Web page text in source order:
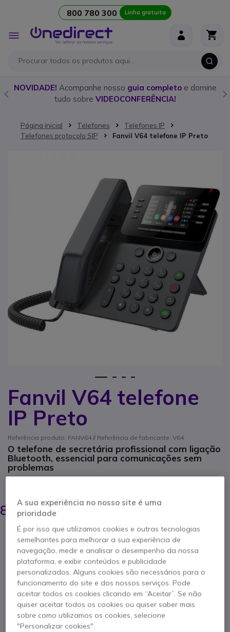
800 780 300 Linha gratuita
Alternar
Nav
NOVIDADE! Acompanhe nosso guia completoe domine
tudo sobre VIDEOCONFERÊNCIA!
Página inicial Telefones
Telefones IP
Telefones protocolo SIP
Fanvil V64 telefone IP Preto
Fanvil V64 telefone
IP Preto
Referência produto: FANV64 // Referência de fabricante: V64
O telefone de secretária profissional com ligação
Bluetooth, essencial para comunicações sem
problemas
149,95 €
85,95 € s/iva
Qtd
ADICIONAR AO CARRINHO
ORÇAMENTO EM 4 HORAS
Esgotado
100+ produtos em stock plataforma
Entrega:5-7 dias
Saltar para o início da Galeria de imagens
A sua experiência no nosso site é uma
prioridade
É por isso que utilizamos cookies e outras tecnologias
semelhantes para melhorar a sua experiência de
navegação, medir e analisar o desempenho da nossa
plataforma, e exibir conteúdos e publicidade
personalizados. Alguns cookies são necessários para o
funcionamento do site e dos nossos serviços. Pode
aceitar todos os cookies clicando em “Aceitar”. Se não
quiser aceitar todos os cookies ou quiser saber mais
sobre como utilizamos os cookies, selecione
"Personalizar cookies".